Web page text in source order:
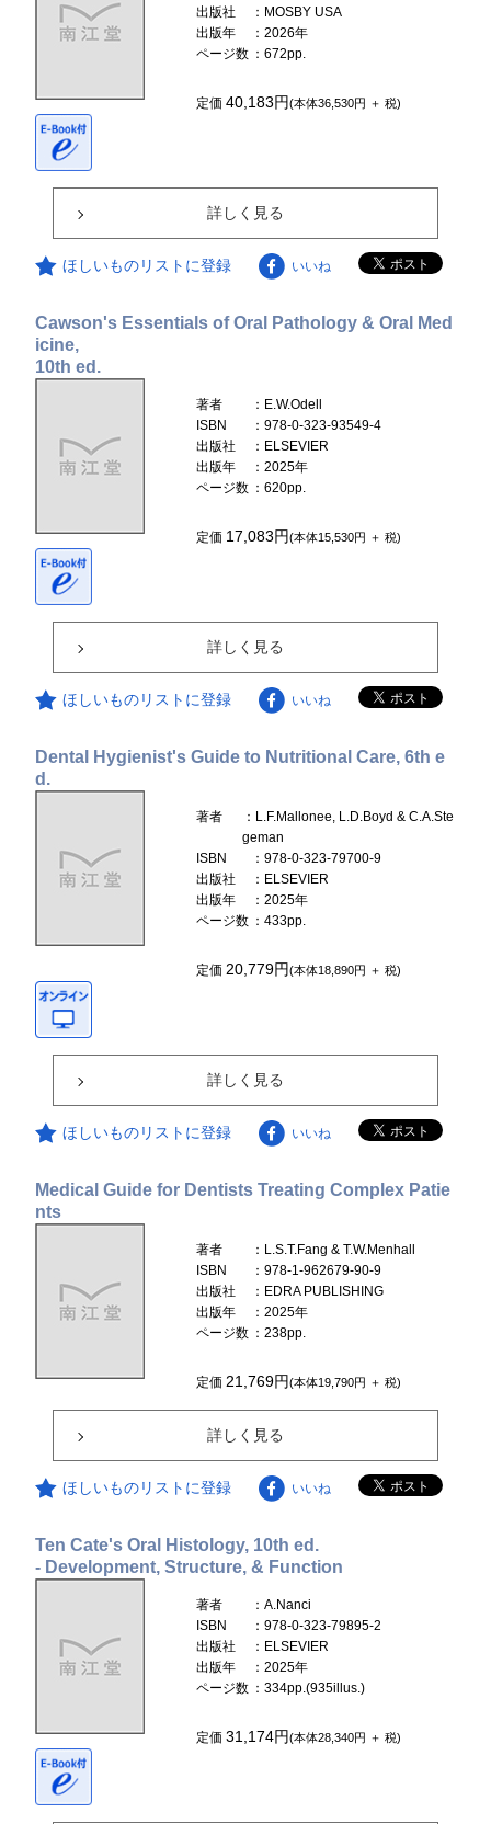
出版社
：MOSBY USA
出版年
：2026年
ページ数 ：672pp.
定価40,183円(本体36,530円 ＋ 税)
詳しく見る
ほしいものリストに登録 いいね
Cawson's Essentials of Oral Pathology & Oral Med
icine,
10th ed.
著者
：E.W.Odell
ISBN
：978-0-323-93549-4
出版社
：ELSEVIER
出版年
：2025年
ページ数 ：620pp.
定価 17,083円(本体15,530円 ＋ 税)
詳しく見る
ほしいものリストに登録 いいね
Dental Hygienist's Guide to Nutritional Care, 6th e
d.
著者
：L.F.Mallonee, L.D.Boyd & C.A.Ste
geman
ISBN
：978-0-323-79700-9
出版社
：ELSEVIER
出版年
：2025年
ページ数 ：433pp.
定価20,779円(本体18,890円 ＋ 税)
詳しく見る
ほしいものリストに登録 いいね
Medical Guide for Dentists Treating Complex Patie
nts
著者
：L.S.T.Fang & T.W.Menhall
ISBN
：978-1-962679-90-9
出版社
：EDRA PUBLISHING
出版年
：2025年
ページ数 ：238pp.
定価21,769円(本体19,790円 ＋ 税)
詳しく見る
ほしいものリストに登録 いいね
Ten Cate's Oral Histology, 10th ed.
- Development, Structure, & Function
著者
：A.Nanci
ISBN
：978-0-323-79895-2
出版社
：ELSEVIER
出版年
：2025年
ページ数 ：334pp.(935illus.)
定価31,174円(本体28,340円 ＋ 税)